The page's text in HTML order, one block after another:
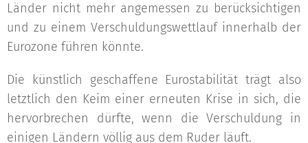
Länder nicht mehr angemessen zu berücksichtigen
und zu einem Verschuldungswettlauf innerhalb der
Eurozone führen könnte.
Die künstlich geschaffene Eurostabilität trägt also
letztlich den Keim einer erneuten Krise in sich, die
hervorbrechen dürfte, wenn die Verschuldung in
einigen Ländern völlig aus dem Ruder läuft.